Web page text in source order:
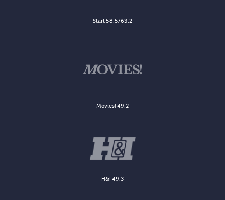
Start 58.5/63.2
Movies! 49.2
H&I 49.3